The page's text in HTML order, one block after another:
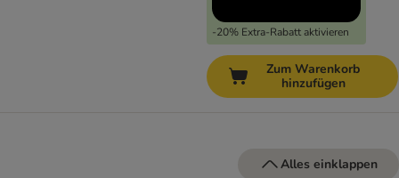
-20% Extra-Rabatt aktivieren
Zum Warenkorb
hinzufügen
Alles einklappen